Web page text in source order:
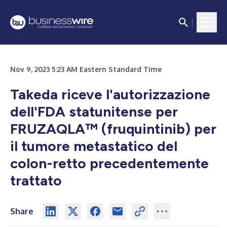
Nov 9, 2023 5:23 AM Eastern Standard Time
Takeda riceve l'autorizzazione
dell'FDA statunitense per
FRUZAQLA™ (fruquintinib) per
il tumore metastatico del
colon-retto precedentemente
trattato
Share